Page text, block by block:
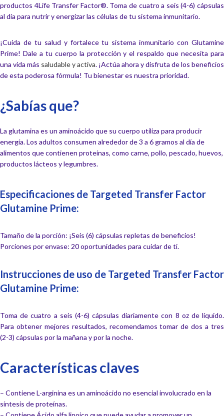
productos 4Life Transfer Factor®. Toma de cuatro a seis (4-6) cápsulas
al día para nutrir y energizar las células de tu sistema inmunitario.
¡Cuida de tu salud y fortalece tu sistema inmunitario con Glutamine
Prime! Dale a tu cuerpo la protección y el respaldo que necesita para
una vida más saludable y activa. ¡Actúa ahora y disfruta de los beneficios
de esta poderosa fórmula! Tu bienestar es nuestra prioridad.
¿Sabías que?
La glutamina es un aminoácido que su cuerpo utiliza para producir
energía. Los adultos consumen alrededor de 3 a 6 gramos al día de
alimentos que contienen proteínas, como carne, pollo, pescado, huevos,
productos lácteos y legumbres.
Especificaciones de Targeted Transfer Factor
Glutamine Prime:
Tamaño de la porción: ¡Seis (6) cápsulas repletas de beneficios!
Porciones por envase: 20 oportunidades para cuidar de ti.
Instrucciones de uso de Targeted Transfer Factor
Glutamine Prime:
Toma de cuatro a seis (4-6) cápsulas diariamente con 8 oz de líquido.
Para obtener mejores resultados, recomendamos tomar de dos a tres
(2-3) cápsulas por la mañana y por la noche.
Características claves
– Contiene L-arginina es un aminoácido no esencial involucrado en la
síntesis de proteínas.